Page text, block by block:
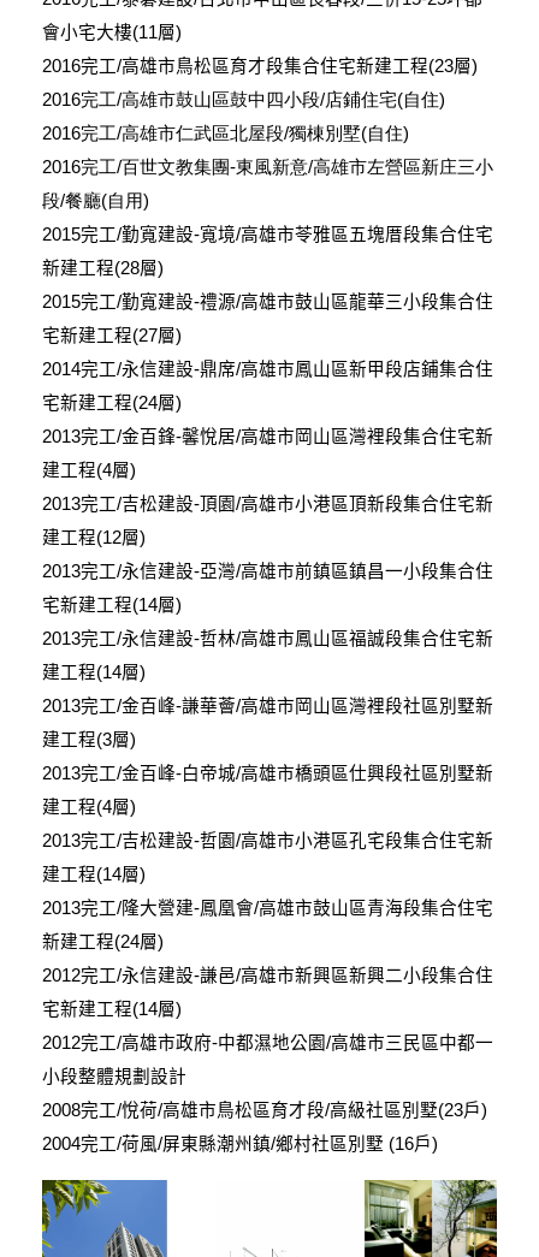
會小宅大樓(11層)
2016完工/高雄市鳥松區育才段集合住宅新建工程(23層)
2016完工/高雄市鼓山區鼓中四小段/店鋪住宅(自住)
2016完工/高雄市仁武區北屋段/獨棟別墅(自住)
2016完工/百世文教集團-東風新意/高雄市左營區新庄三小
段/餐廳(自用)
2015完工/勤寬建設-寬境/高雄市苓雅區五塊厝段集合住宅
新建工程(28層)
2015完工/勤寬建設-禮源/高雄市鼓山區龍華三小段集合住
宅新建工程(27層)
2014完工/永信建設-鼎席/高雄市鳳山區新甲段店鋪集合住
宅新建工程(24層)
2013完工/金百鋒-馨悅居/高雄市岡山區灣裡段集合住宅新
建工程(4層)
2013完工/吉松建設- 頂園/高雄市小港區頂新段集合住宅新
建工程(12層)
2013完工/永信建設-亞灣/高雄市前鎮區鎮昌一小段集合住
宅新建工程(14層)
2013完工/永信建設-哲林/高雄市鳳山區福誠段集合住宅新
建工程(14層)
2013完工/金百峰-謙華薈/高雄市岡山區灣裡段社區別墅新
建工程(3層)
2013完工/金百峰-白帝城/高雄市橋頭區仕興段社區別墅新
建工程(4層)
2013完工/吉松建設-哲園/高雄市小港區孔宅段集合住宅新
建工程(14層)
2013完工/隆大營建-鳳凰會/高雄市鼓山區青海段集合住宅
新建工程(24層)
2012完工/永信建設-謙邑/高雄市新興區新興二小段集合住
宅新建工程(14層)
2012完工/高雄市政府-中都濕地公園/高雄市三民區中都一
小段整體規劃設計
2008完工/悅荷/高雄市鳥松區育才段/高級社區別墅(23戶)
2004完工/荷風/屏東縣潮州鎮/鄉村社區別墅 (16戶)